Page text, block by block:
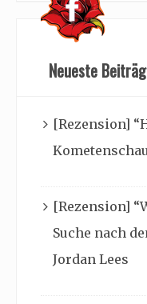
Neueste
[Rezension]
[Rezension]
Suche nach
Jordan Lees